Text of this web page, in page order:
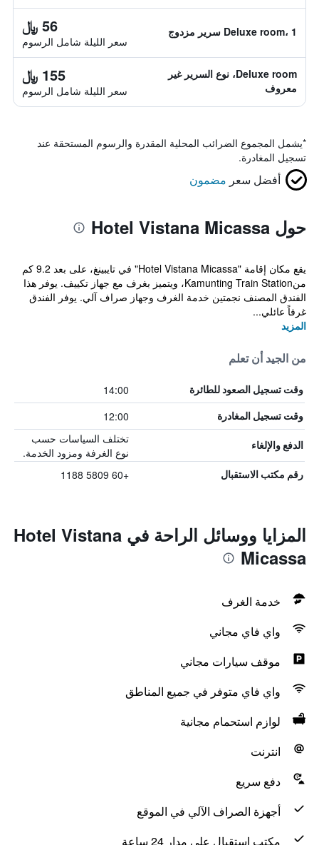
Deluxe room، 1 سرير مزدوج 56 ﷼
سعر الليلة شامل الرسوم
Deluxe room، نوع السرير غير
معروف
155 ﷼
سعر الليلة شامل الرسوم
*يشمل المجموع الضرائب المحلية المقدرة والرسوم المستحقة عند
تسجيل المغادرة.
أفضل سعر مضمون
حول Hotel Vistana Micassa
يقع مكان إقامة "Hotel Vistana Micassa" في تايبينغ، على بعد 9.2 كم
منKamunting Train Station، ويتميز بغرف مع جهاز تكييف. يوفر هذا
الفندق المصنف نجمتين خدمة الغرف وجهاز صراف آلي. يوفر الفندق
غرفاً عائلي...
المزيد
من الجيد أن تعلم
وقت تسجيل الصعود للطائرة 14:00
وقت تسجيل المغادرة 12:00
الدفع والإلغاء
تختلف السياسات حسب
نوع الغرفة ومزود الخدمة.
رقم مكتب الاستقبال +60 5809 1188
المزايا ووسائل الراحة في Hotel Vistana
Micassa
خدمة الغرف
واي فاي مجاني
موقف سيارات مجاني
واي فاي متوفر في جميع المناطق
لوازم استحمام مجانية
انترنت
دفع سريع
أجهزة الصراف الآلي في الموقع
مكتب استقبال على مدار 24 ساعة